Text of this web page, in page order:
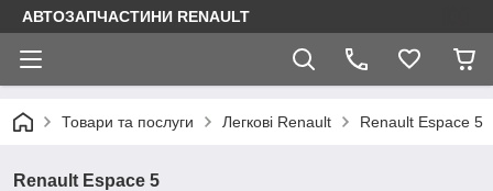
АВТОЗАПЧАСТИНИ RENAULT
Товари та послуги Легкові Renault Renault Espace 5
Renault Espace 5